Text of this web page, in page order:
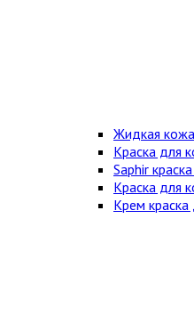
Жидкая кожа
Краска для
Saphir
Краска для
Крем